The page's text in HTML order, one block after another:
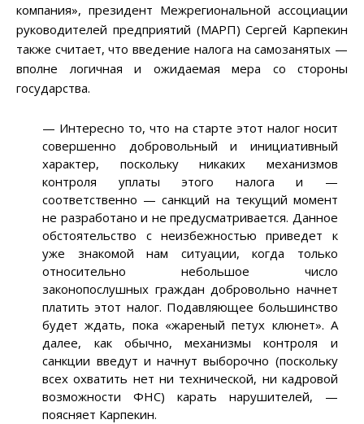
компания», президент Межрегиональной ассоциации
руководителей предприятий (МАРП) Сергей Карпекин
также считает, что введение налога на самозанятых —
вполне логичная и ожидаемая мера со стороны
государства.
— Интересно то, что на старте этот налог носит
совершенно добровольный и инициативный
характер, поскольку никаких механизмов
контроля уплаты этого налога и —
соответственно — санкций на текущий момент
не разработано и не предусматривается. Данное
обстоятельство с неизбежностью приведет к
уже знакомой нам ситуации, когда только
относительно небольшое число
законопослушных граждан добровольно начнет
платить этот налог. Подавляющее большинство
будет ждать, пока «жареный петух клюнет». А
далее, как обычно, механизмы контроля и
санкции введут и начнут выборочно (поскольку
всех охватить нет ни технической, ни кадровой
возможности ФНС) карать нарушителей, —
поясняет Карпекин.